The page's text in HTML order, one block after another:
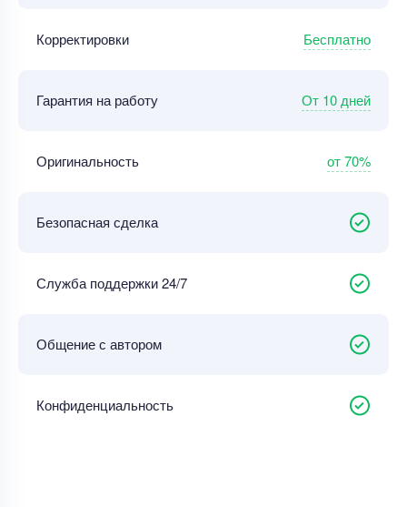
Корректировки Бесплатно
Гарантия на работу От 10 дней
Оригинальность от 70%
Безопасная сделка
Служба поддержки 24/7
Общение с автором
Конфиденциальность